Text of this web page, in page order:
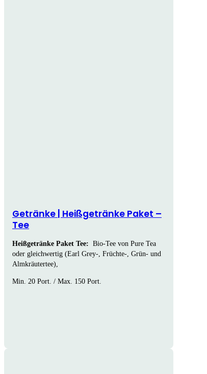
Getränke | Heißgetränke Paket –
Tee
Heißgetränke Paket Tee: Bio-Tee von Pure Tea
oder gleichwertig (Earl Grey-, Früchte-, Grün- und
Almkräutertee),
Min. 20 Port. / Max. 150 Port.